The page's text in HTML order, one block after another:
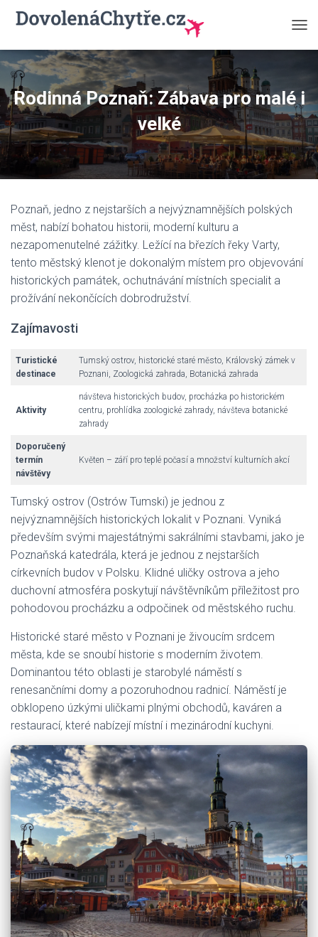
Ř
N
O
U
T
N
A
V
Rodinná Poznaň: Zábava pro malé i
velké
Poznaň, jedno z nejstarších a nejvýznamnějších polských
měst, nabízí bohatou historii, moderní kulturu a
nezapomenutelné zážitky. Ležící na březích řeky Varty,
tento městský klenot je dokonalým místem pro objevování
historických památek, ochutnávání místních specialit a
prožívání nekončících dobrodružství.
Zajímavosti
Turistické
destinace
Tumský ostrov, historické staré město, Královský zámek v
Poznani, Zoologická zahrada, Botanická zahrada
Aktivity
návšteva historických budov, procházka po historickém
centru, prohlídka zoologické zahrady, návšteva botanické
zahrady
Doporučený
termín
návštěvy
Květen – září pro teplé počasí a množství kulturních akcí
Tumský ostrov (Ostrów Tumski) je jednou z
nejvýznamnějších historických lokalit v Poznani. Vyniká
především svými majestátnými sakrálními stavbami, jako je
Poznaňská katedrála, která je jednou z nejstarších
církevních budov v Polsku. Klidné uličky ostrova a jeho
duchovní atmosféra poskytují návštěvníkům příležitost pro
pohodovou procházku a odpočinek od městského ruchu.
Historické staré město v Poznani je živoucím srdcem
města, kde se snoubí historie s moderním životem.
Dominantou této oblasti je starobylé náměstí s
renesančními domy a pozoruhodnou radnicí. Náměstí je
obklopeno úzkými uličkami plnými obchodů, kaváren a
restaurací, které nabízejí místní i mezinárodní kuchyni.